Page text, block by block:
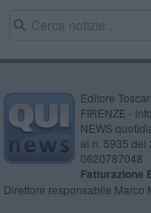
Editore
FIRENZE -
NEWS
al n. 5935 del
0620787048
Fatturazione
Direttore responsabile Marco